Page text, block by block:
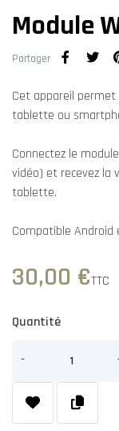
Module
Partager
Cet appareil
tablette ou
Connectez le
vidéo) et recevez la
tablette.
Compatible Android
30,00 €TTC
Quantité